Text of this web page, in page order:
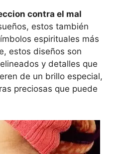
contra el mal
estos también
espirituales más
estos diseños son
y detalles que
de un brillo especial,
preciosas que puede